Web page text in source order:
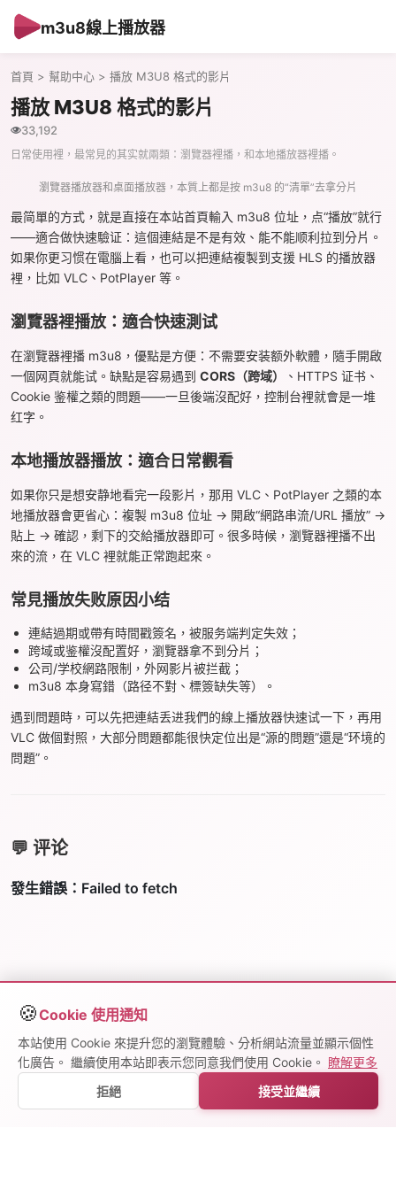
m3u8線上播放器
首頁 > 幫助中心 > 播放 M3U8 格式的影片
播放 M3U8 格式的影片
33,192
日常使用裡，最常見的其实就兩類：瀏覽器裡播，和本地播放器裡播。
瀏覽器播放器和桌面播放器，本質上都是按 m3u8 的“清單”去拿分片
最简單的方式，就是直接在本站首頁輸入 m3u8 位址，点“播放”就行
——適合做快速驗证：這個連結是不是有效、能不能顺利拉到分片。
如果你更习惯在電腦上看，也可以把連結複製到支援 HLS 的播放器
裡，比如 VLC、PotPlayer 等。
瀏覽器裡播放：適合快速測试
在瀏覽器裡播 m3u8，優點是方便：不需要安装额外軟體，隨手開啟
一個网頁就能试。缺點是容易遇到 CORS（跨域）
、HTTPS 证书、
Cookie 鉴權之類的問題——一旦後端沒配好，控制台裡就會是一堆
红字。
本地播放器播放：適合日常觀看
如果你只是想安静地看完一段影片，那用 VLC、PotPlayer 之類的本
地播放器會更省心：複製 m3u8 位址 → 開啟“網路串流/URL 播放” →
貼上 → 確認，剩下的交給播放器即可。很多時候，瀏覽器裡播不出
來的流，在 VLC 裡就能正常跑起來。
常見播放失败原因小结
連結過期或帶有時間戳簽名，被服务端判定失效；
跨域或鉴權沒配置好，瀏覽器拿不到分片；
公司/学校網路限制，外网影片被拦截；
m3u8 本身寫錯（路径不對、標簽缺失等）。
遇到問題時，可以先把連結丢进我們的線上播放器快速试一下，再用
VLC 做個對照，大部分問題都能很快定位出是“源的問題”還是“环境的
問題”。
💬 评论
playearns.com
🍪Cookie 使用通知
本站使用 Cookie 來提升您的瀏覽體驗、分析網站流量並顯示個性
化廣告。 繼續使用本站即表示您同意我們使用 Cookie。 瞭解更多
拒絕 接受並繼續